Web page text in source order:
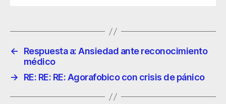
←
Respuesta a: Ansiedad ante reconocimiento
médico
→
RE: RE: RE: Agorafobico con crisis de pánico